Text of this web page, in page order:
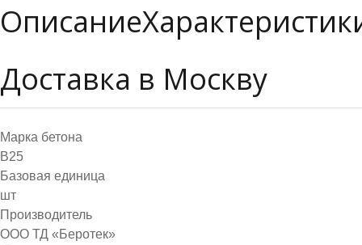
Описание
Доставка в Москву
Марка бетона
B25
Базовая единица
шт
Производитель
ООО ТД «Беротек»